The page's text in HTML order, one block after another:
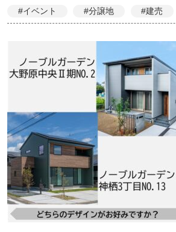
#イベント #分譲地 #建売